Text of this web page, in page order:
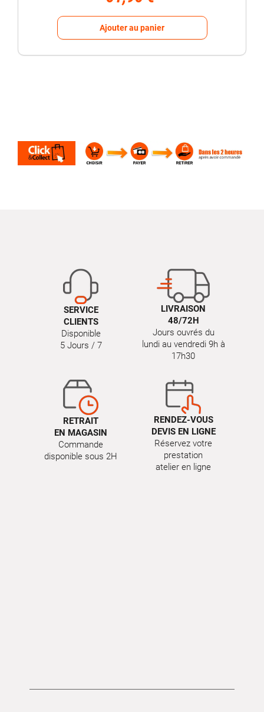
Ajouter au panier
SERVICE
CLIENTS
Disponible
5 Jours / 7
LIVRAISON
48/72H
Jours ouvrés du
lundi au vendredi 9h à
17h30
RETRAIT
EN MAGASIN
Commande
disponible sous 2H
RENDEZ-VOUS
DEVIS EN LIGNE
Réservez votre
prestation
atelier en ligne